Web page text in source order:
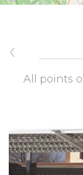
All points
‹